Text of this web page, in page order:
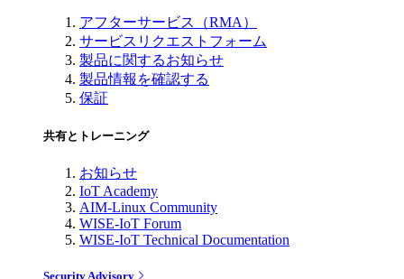
アフターサービス（RMA）
サービスリクエストフォーム
製品に関するお知らせ
製品情報を確認する
保証
共有とトレーニング
お知らせ
IoT Academy
AIM-Linux Community
WISE-IoT Forum
WISE-IoT Technical Documentation
Security Advisory